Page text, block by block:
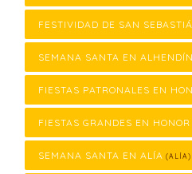
FESTIVIDAD DE SAN
SEMANA SANTA EN ALHENDÍN
FIESTAS PATRONALES EN
FIESTAS GRANDES EN
SEMANA SANTA EN ALÍA (ALÍA)